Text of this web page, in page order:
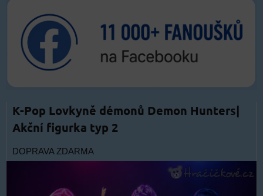
K-Pop Lovkyně démonů Demon Hunters|
Akční figurka typ 2
DOPRAVA ZDARMA